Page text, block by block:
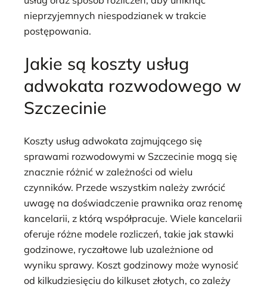
nieprzyjemnych niespodzianek w trakcie
postępowania.
Jakie są koszty usług
adwokata rozwodowego w
Szczecinie
Koszty usług adwokata zajmującego się
sprawami rozwodowymi w Szczecinie mogą się
znacznie różnić w zależności od wielu
czynników. Przede wszystkim należy zwrócić
uwagę na doświadczenie prawnika oraz renomę
kancelarii, z którą współpracuje. Wiele kancelarii
oferuje różne modele rozliczeń, takie jak stawki
godzinowe, ryczałtowe lub uzależnione od
wyniku sprawy. Koszt godzinowy może wynosić
od kilkudziesięciu do kilkuset złotych, co zależy